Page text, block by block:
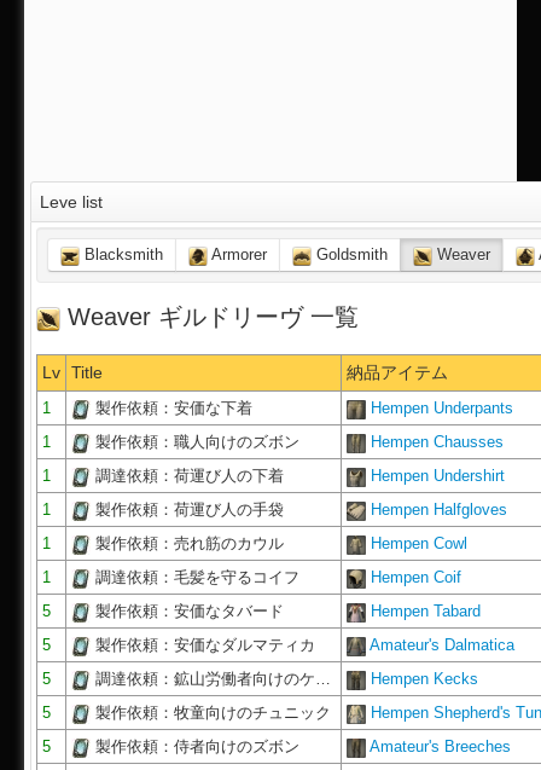
Leve list
Blacksmith Armorer Goldsmith Weaver
Weaver ギルドリーヴ 一覧
Lv Title 納品アイテム
1 製作依頼：安価な下着
Hempen Underpants
1
製作依頼：職人向けのズボン
Hempen Chausses
1
調達依頼：荷運び人の下着
Hempen Undershirt
1
製作依頼：荷運び人の手袋
Hempen Halfgloves
1
製作依頼：売れ筋のカウル
Hempen Cowl
1
調達依頼：毛髪を守るコイフ
Hempen Coif
5
製作依頼：安価なタバード
Hempen Tabard
5
製作依頼：安価なダルマティカ
Amateur's Dalmatica
5
調達依頼：鉱山労働者向けのケ…
Hempen Kecks
5
製作依頼：牧童向けのチュニック
Hempen Shepherd's
5
製作依頼：侍者向けのズボン
Amateur's Breeches